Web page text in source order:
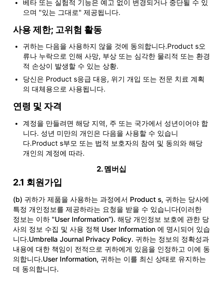
베타 또는 실험적 기능은 예고 없이 변경되거나 중단될 수 있
으며 "있는 그대로" 제공됩니다.
사용 제한; 고위험 활동
귀하는 다음을 사용하지 않을 것에 동의합니다.Product s오
류나 누락으로 인해 사망, 부상 또는 심각한 물리적 또는 환경
적 손상이 발생할 수 있는 상황.
당신은 Product s응급 대응, 위기 개입 또는 전문 치료 계획
의 대체용으로 사용됩니다.
연령 및 자격
계정을 만들려면 해당 지역, 주 또는 국가에서 성년이어야 합
니다. 성년 미만의 개인은 다음을 사용할 수 있습니
다.Product s부모 또는 법적 보호자의 참여 및 동의와 해당
개인의 계정에 따라.
2. 멤버십
2.1 회원가입
(b) 귀하가 제품을 사용하는 과정에서 Product s, 귀하는 당사에
특정 개인정보를 제공하라는 요청을 받을 수 있습니다(이러한
정보는 이하 "User Information”). 해당 개인정보 보호에 관한 당
사의 정보 수집 및 사용 정책 User Information 에 명시되어 있습
니다.Umbrella Journal Privacy Policy. 귀하는 정보의 정확성과
내용에 대한 책임이 전적으로 귀하에게 있음을 인정하고 이에 동
의합니다.User Information, 귀하는 이를 최신 상태로 유지하는
데 동의합니다.